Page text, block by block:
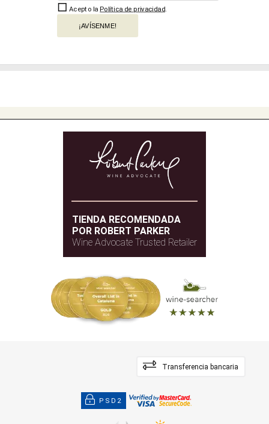
Acepto la Política de privacidad
¡AVÍSENME!
TIENDA RECOMENDADA
POR ROBERT PARKER
Wine Advocate Trusted Retailer
Transferencia bancaria
PSD2